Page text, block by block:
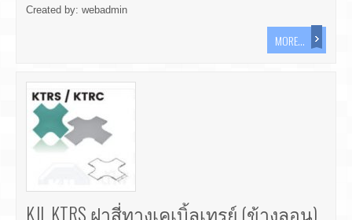
Created by: webadmin
MORE...
KJL KTRS ฝาสี่ทางเคเบิ้ลเทรย์ (ข้างลอน)